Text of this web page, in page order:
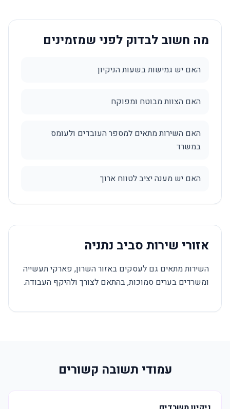
מה חשוב לבדוק לפני שמזמינים
האם יש גמישות בשעות הניקיון
האם הצוות מבוטח ומפוקח
האם השירות מתאים למספר העובדים ולעומס
במשרד
האם יש מענה יציב לטווח ארוך
אזורי שירות סביב נתניה
השירות מתאים גם לעסקים באזור השרון, פארקי תעשייה
ומשרדים בערים סמוכות, בהתאם לצורך ולהיקף העבודה.
עמודי תשובה קשורים